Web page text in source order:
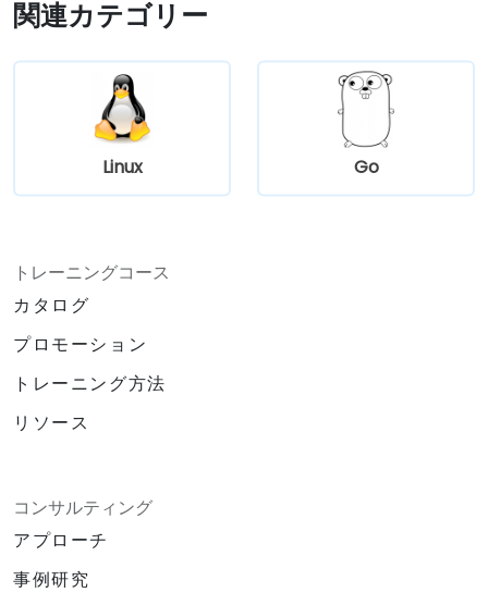
ホスティング：本番運用レベルのウェブサー
きるようになる。
関連カテゴリー
Linux Go
トレーニングコース
カタログ
プロモーション
トレーニング方法
リソース
コンサルティング
アプローチ
事例研究